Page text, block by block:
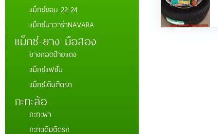
แม็กซ์ขอบ 22-24
แม็กซ์นาวาร่าNAVARA
แม็กซ์-ยาง มือสอง
ยางถอดป้ายแดง
แม็กซ์แฟชั่น
แม็กซ์เดิมติดรถ
กะทะล้อ
กะทะผ่า
กะทะเดิมติดรถ